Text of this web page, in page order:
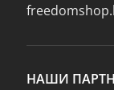
НАШИ